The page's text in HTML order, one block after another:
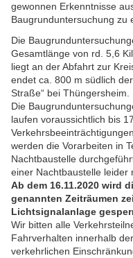
gewonnen Erkenntnisse
Baugrunduntersuchung zu
Die
Gesamtlänge von rd. 5,6
liegt an der Abfahrt zur
endet ca. 800 m südlich
Straße“ bei Thüngersheim.
Die
laufen voraussichtlich bis
werden die Vorarbeiten in
Nachtbaustelle
einer Nachtbaustelle leider
Ab dem 16.11.2020 wird
genannten Zeiträumen
Lichtsignalanlage
Wir bitten alle
Fahrverhalten innerhalb
verkehrlichen